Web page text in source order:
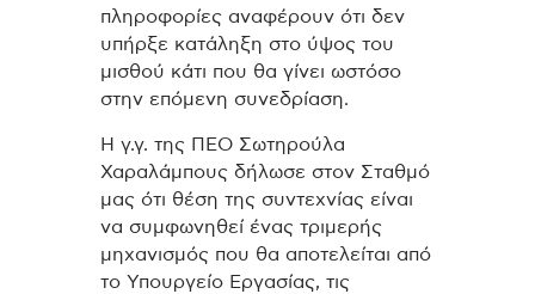
πληροφορίες αναφέρουν ότι δεν
υπήρξε κατάληξη στο ύψος του
μισθού κάτι που θα γίνει ωστόσο
στην επόμενη συνεδρίαση.
Η γ.γ. της ΠΕΟ Σωτηρούλα
Χαραλάμπους δήλωσε στον Σταθμό
μας ότι θέση της συντεχνίας είναι
να συμφωνηθεί ένας τριμερής
μηχανισμός που θα αποτελείται από
το Υπουργείο Εργασίας, τις